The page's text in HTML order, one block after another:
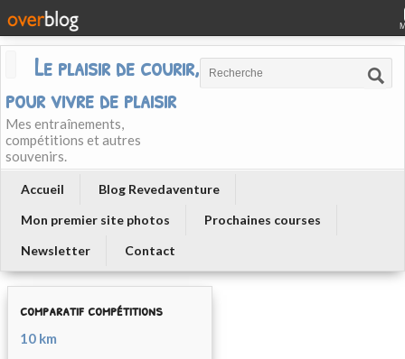
Le plaisir de courir, courir
pour vivre de plaisir
Mes entraînements,
compétitions et autres
souvenirs.
Accueil
Blog Revedaventure
Mon premier site photos
Prochaines courses
Newsletter
Contact
comparatif compétitions
10 km